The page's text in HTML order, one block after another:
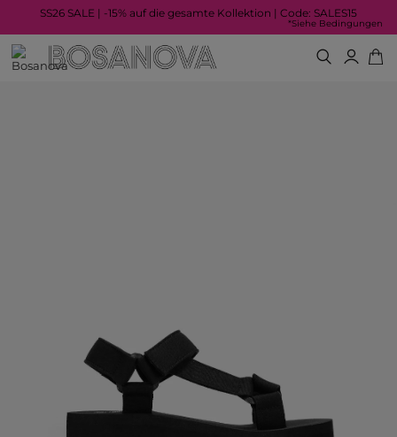
SS26 SALE | -15% auf die gesamte Kollektion | Code: SALES15
*Siehe Bedingungen